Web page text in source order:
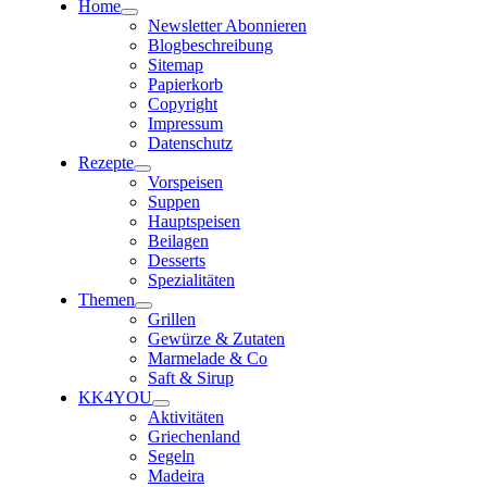
Home
Newsletter Abonnieren
Blogbeschreibung
Sitemap
Papierkorb
Copyright
Impressum
Datenschutz
Rezepte
Vorspeisen
Suppen
Hauptspeisen
Beilagen
Desserts
Spezialitäten
Themen
Grillen
Gewürze & Zutaten
Marmelade & Co
Saft & Sirup
KK4YOU
Aktivitäten
Griechenland
Segeln
Madeira